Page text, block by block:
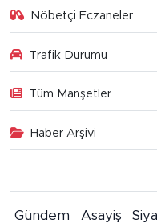
Nöbetçi Eczaneler
Trafik Durumu
Tüm Manşetler
Haber Arşivi
Gündem Asayiş